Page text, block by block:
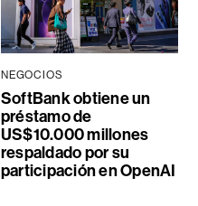
NEGOCIOS
SoftBank obtiene un
préstamo de
US$10.000 millones
respaldado por su
participación en OpenAI